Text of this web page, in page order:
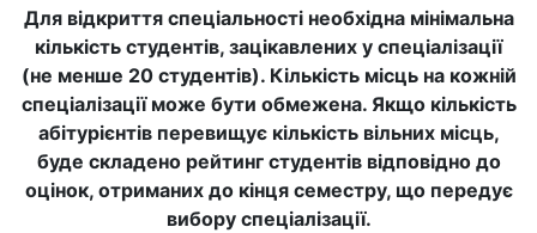
Для відкриття спеціальності необхідна мінімальна
кількість студентів, зацікавлених у спеціалізації
(не менше 20 студентів). Кількість місць на кожній
спеціалізації може бути обмежена. Якщо кількість
абітурієнтів перевищує кількість вільних місць,
буде складено рейтинг студентів відповідно до
оцінок, отриманих до кінця семестру, що передує
вибору спеціалізації.